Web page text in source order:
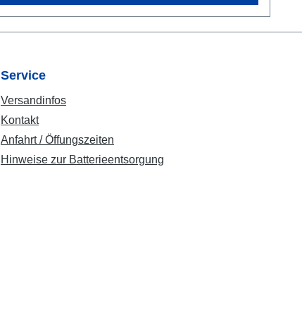
Service
Versandinfos
Kontakt
Anfahrt / Öffungszeiten
Hinweise zur Batterieentsorgung